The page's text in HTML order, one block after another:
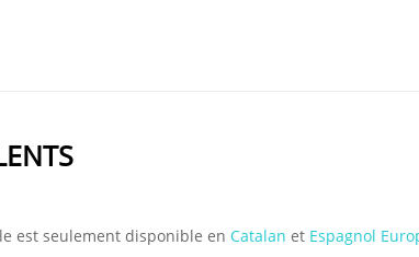
est seulement disponible enCatalan et Espagnol